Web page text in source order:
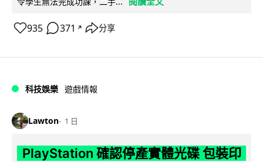
935 371 ↗ 分享
科技娛樂 遊戲情報
Lawton 1 日
PlayStation 確認停產實體光碟 包裝印